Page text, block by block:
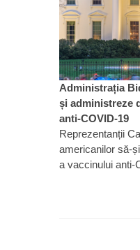
Administrația
și administreze
anti-COVID-19
Reprezentanții
americanilor să-
a vaccinului